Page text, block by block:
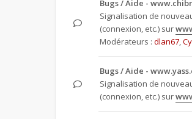
Bugs / Aide -
Signalisation de
(connexion, etc.) sur
Modérateurs : dlan67,
Bugs / Aide -
Signalisation de
(connexion, etc.) sur